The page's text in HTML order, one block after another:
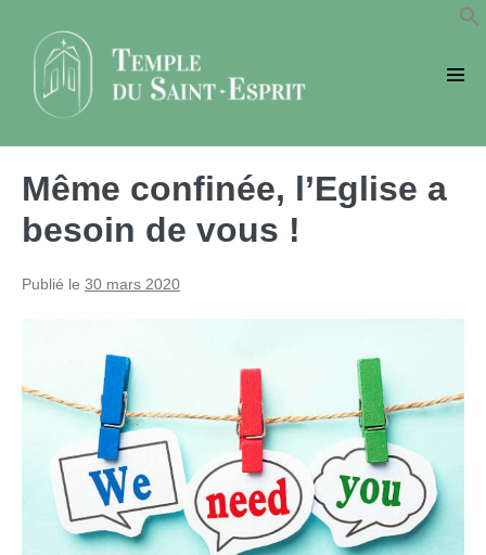
contenu
Même confinée, l’Eglise a
besoin de vous !
Publié le 30 mars 2020